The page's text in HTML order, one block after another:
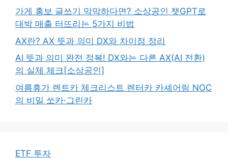
가게 홍보 글쓰기 막막하다면? 소상공인 챗GPT로
대박 매출 터뜨리는 5가지 비법
AX란? AX 뜻과 의미 DX와 차이점 정리
AI 뜻과 의미 완전 정복! DX와는 다른 AX(AI 전환)
의 실체 체크[소상공인]
여름휴가 렌트카 체크리스트 렌터카 카셰어링 NOC
의 비밀 쏘카·그린카
ETF 투자